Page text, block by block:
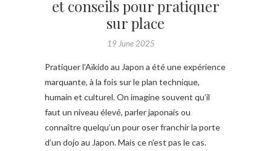
et conseils pour pratiquer
sur place
19 June 2025
Pratiquer l’Aïkido au Japon a été une expérience
marquante, à la fois sur le plan technique,
humain et culturel. On imagine souvent qu’il
faut un niveau élevé, parler japonais ou
connaître quelqu’un pour oser franchir la porte
d’un dojo au Japon. Mais ce n’est pas le cas.